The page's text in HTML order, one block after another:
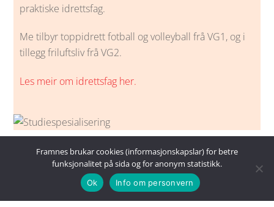
praktiske idrettsfag.
Me tilbyr toppidrett fotball og volleyball frå VG1, og i
tillegg friluftsliv frå VG2.
Les meir om idrettsfag her.
Framnes brukar cookies (informasjonskapslar) for betre
funksjonalitet på sida og for anonym statistikk.
Ok Info om personvern